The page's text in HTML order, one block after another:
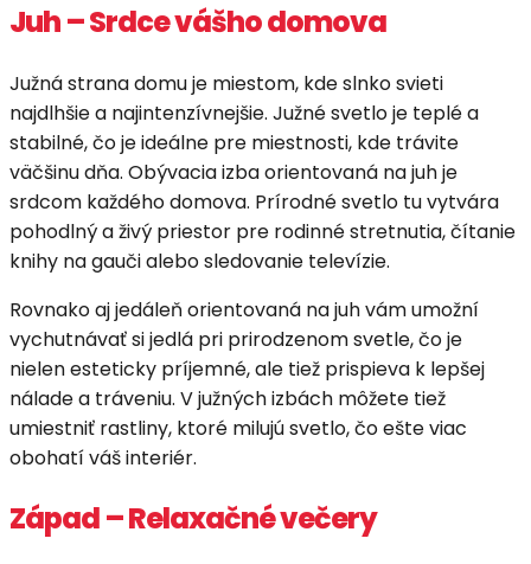
Juh – Srdce vášho domova
Južná strana domu je miestom, kde slnko svieti
najdlhšie a najintenzívnejšie. Južné svetlo je teplé a
stabilné, čo je ideálne pre miestnosti, kde trávite
väčšinu dňa. Obývacia izba orientovaná na juh je
srdcom každého domova. Prírodné svetlo tu vytvára
pohodlný a živý priestor pre rodinné stretnutia, čítanie
knihy na gauči alebo sledovanie televízie.
Rovnako aj jedáleň orientovaná na juh vám umožní
vychutnávať si jedlá pri prirodzenom svetle, čo je
nielen esteticky príjemné, ale tiež prispieva k lepšej
nálade a tráveniu. V južných izbách môžete tiež
umiestniť rastliny, ktoré milujú svetlo, čo ešte viac
obohatí váš interiér.
Západ – Relaxačné večery